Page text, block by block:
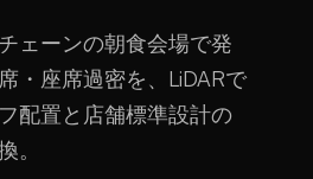
ェーンの朝食会場で発
・座席過密を、LiDARで
配置と店舗標準設計の
。